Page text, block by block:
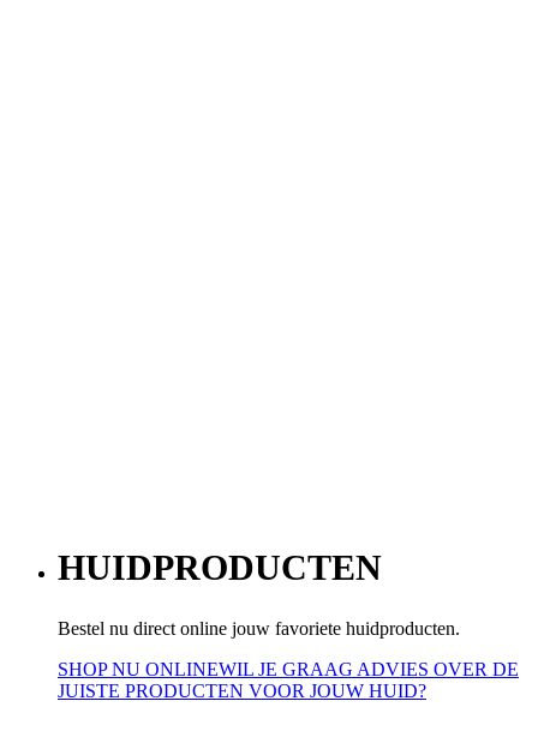
HUIDPRODUCTEN
Bestel nu direct online jouw favoriete huidproducten.
SHOP NU ONLINEWIL JE GRAAG ADVIES OVER DE
JUISTE PRODUCTEN VOOR JOUW HUID?